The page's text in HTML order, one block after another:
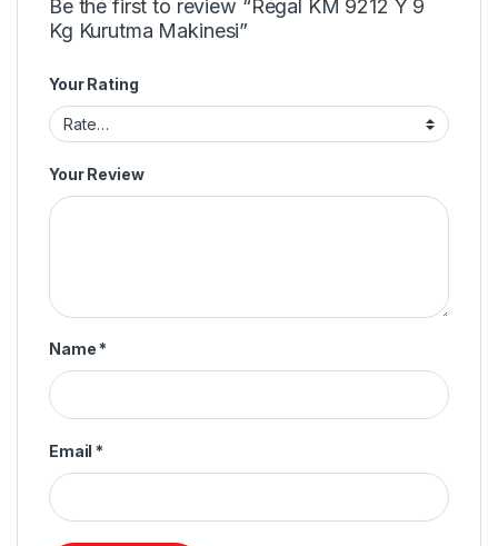
Be the first to review “Regal KM 9212 Y 9
Kg Kurutma Makinesi”
Your Rating
Your Review
Name *
Email *